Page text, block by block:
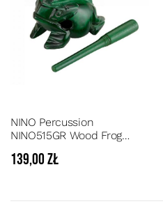
NINO Percussion
NINO515GR Wood Frog
zielonej żabki, generujące
139,00 zł